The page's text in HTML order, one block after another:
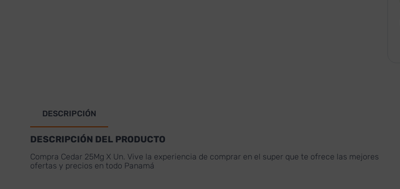
DESCRIPCIÓN
DESCRIPCIÓN DEL PRODUCTO
Compra Cedar 25Mg X Un. Vive la experiencia de comprar en el super que te ofrece las mejores
ofertas y precios en todo Panamá